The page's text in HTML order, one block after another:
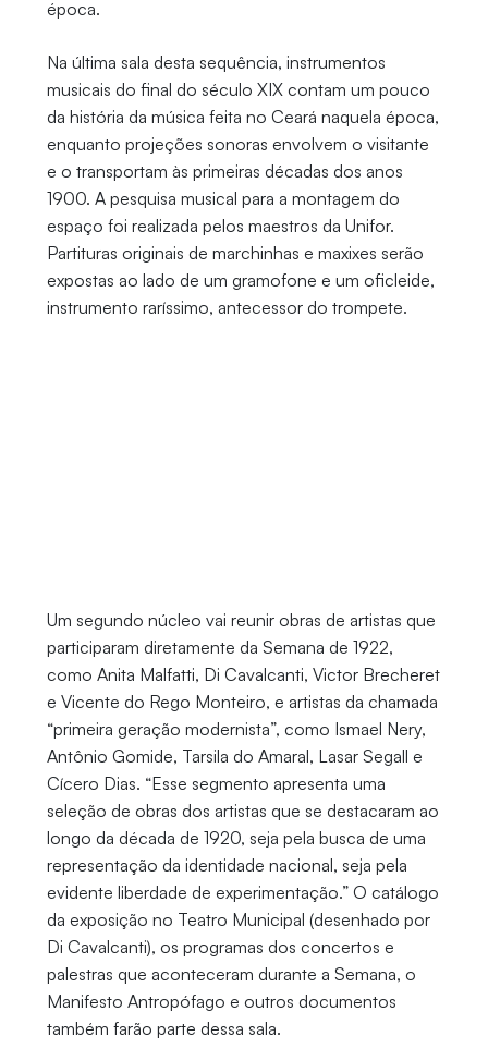
época.
Na última sala desta sequência, instrumentos
musicais do final do século XIX contam um pouco
da história da música feita no Ceará naquela época,
enquanto projeções sonoras envolvem o visitante
e o transportam às primeiras décadas dos anos
1900. A pesquisa musical para a montagem do
espaço foi realizada pelos maestros da Unifor.
Partituras originais de marchinhas e maxixes serão
expostas ao lado de um gramofone e um oficleide,
instrumento raríssimo, antecessor do trompete.
Um segundo núcleo vai reunir obras de artistas que
participaram diretamente da Semana de 1922,
como Anita Malfatti, Di Cavalcanti, Victor Brecheret
e Vicente do Rego Monteiro, e artistas da chamada
“primeira geração modernista”, como Ismael Nery,
Antônio Gomide, Tarsila do Amaral, Lasar Segall e
Cícero Dias. “Esse segmento apresenta uma
seleção de obras dos artistas que se destacaram ao
longo da década de 1920, seja pela busca de uma
representação da identidade nacional, seja pela
evidente liberdade de experimentação.” O catálogo
da exposição no Teatro Municipal (desenhado por
Di Cavalcanti), os programas dos concertos e
palestras que aconteceram durante a Semana, o
Manifesto Antropófago e outros documentos
também farão parte dessa sala.